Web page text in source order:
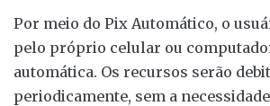
Por meio do Pix Automático, o
pelo próprio celular ou
automática. Os recursos serão
periodicamente, sem a